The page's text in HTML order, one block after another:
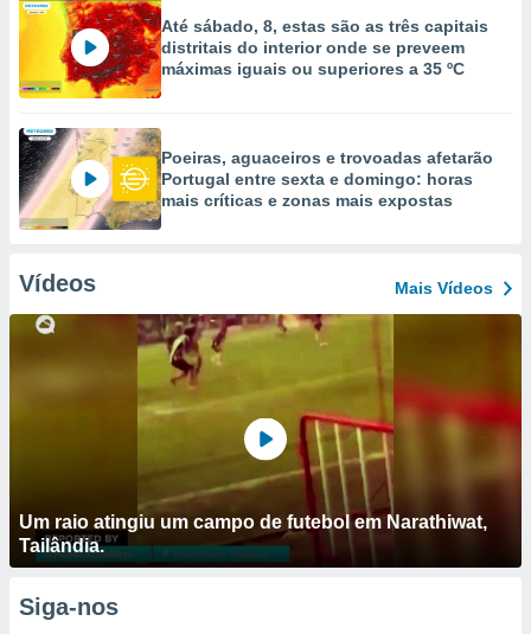
Até sábado, 8, estas são as três capitais
distritais do interior onde se preveem
máximas iguais ou superiores a 35 ºC
Poeiras, aguaceiros e trovoadas afetarão
Portugal entre sexta e domingo: horas
mais críticas e zonas mais expostas
Vídeos Mais Vídeos
Um raio atingiu um campo de futebol em Narathiwat,
Tailândia.
Siga-nos